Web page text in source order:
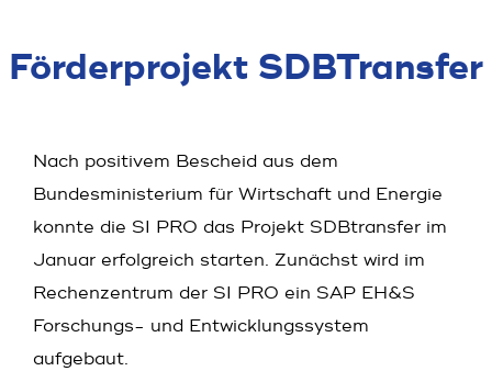
Förder­projekt SDBTrans­fer
Nach positivem Bescheid aus dem
Bundesministerium für Wirtschaft und Energie
konnte die SI PRO das Projekt SDBtransfer im
Januar erfolgreich starten. Zunächst wird im
Rechenzentrum der SI PRO ein SAP EH&S
Forschungs- und Entwicklungssystem
aufgebaut.